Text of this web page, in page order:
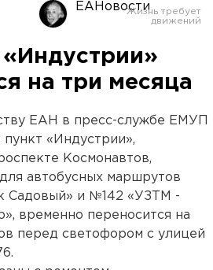
ЕАНовости
на три месяца
ЕАН в пресс-службе ЕМУП
«Индустрии»,
Космонавтов,
автобусных маршрутов
Садовый» и №142 «УЗТМ -
временно переносится на
перед светофором с улицей